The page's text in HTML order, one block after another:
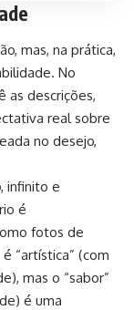
mas, na prática,
No
as descrições,
real sobre
no desejo,
infinito e
é
fotos de
“artística” (com
mas o “sabor”
é uma